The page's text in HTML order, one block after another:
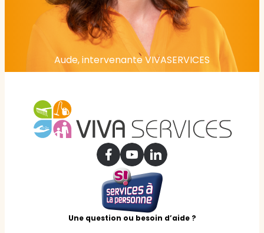
Aude, intervenante VIVASERVICES
Une question ou besoin d’aide ?